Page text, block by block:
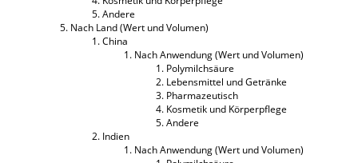
Andere
Nach Land (Wert und Volumen)
China
Nach Anwendung (Wert und Volumen)
Polymilchsäure
Lebensmittel und Getränke
Pharmazeutisch
Kosmetik und Körperpflege
Andere
Indien
Nach Anwendung (Wert und Volumen)